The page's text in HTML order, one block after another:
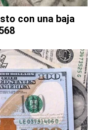
con una baja